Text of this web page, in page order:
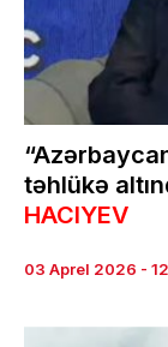
təhlükə
HACIYEV
03 Aprel 2026 -